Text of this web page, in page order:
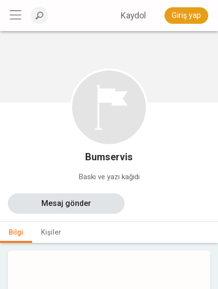
Kaydol Giriş yap
Bumservis
Baskı ve yazı kağıdı
Bilgi Kişiler
Mesaj gönder